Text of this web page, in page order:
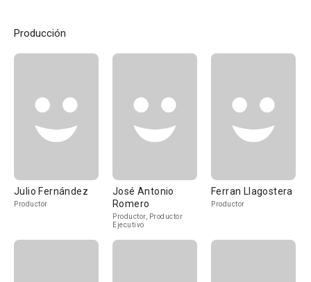
Producción
Julio Fernández
Productor
José Antonio
Romero
Productor, Productor
Ejecutivo
Ferran Llagostera
Productor